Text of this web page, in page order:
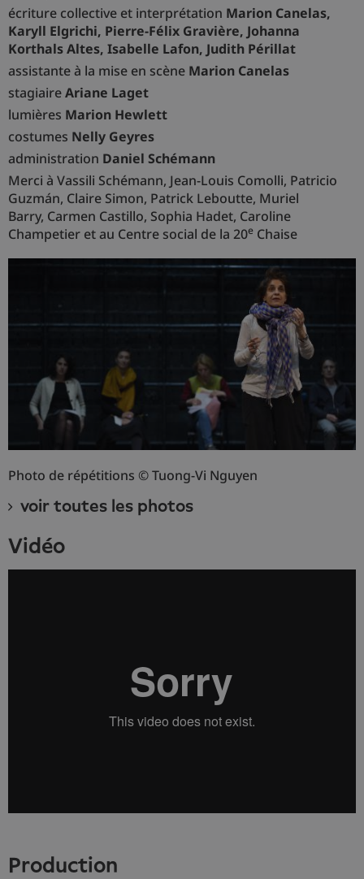
écriture collective et interprétation Marion Canelas,
Karyll Elgrichi, Pierre‑Félix Gravière, Johanna
Korthals Altes, Isabelle Lafon, Judith Périllat
assistante à la mise en scène Marion Canelas
stagiaireAriane Laget
lumières Marion Hewlett
costumes Nelly Geyres
administration Daniel Schémann
Merci à Vassili Schémann, Jean-Louis Comolli, Patricio
Guzmán, Claire Simon, Patrick Leboutte, Muriel
Barry, Carmen Castillo, Sophia Hadet, Caroline
Champetier et au Centre social de la 20e Chaise
Photo de répétitions © Tuong-Vi Nguyen
voir toutes les photos
vidéo
production